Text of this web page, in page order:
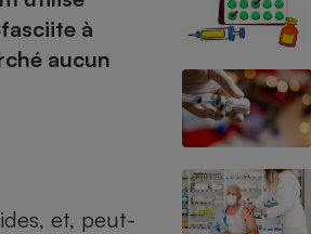
à
aucun
et, peut-